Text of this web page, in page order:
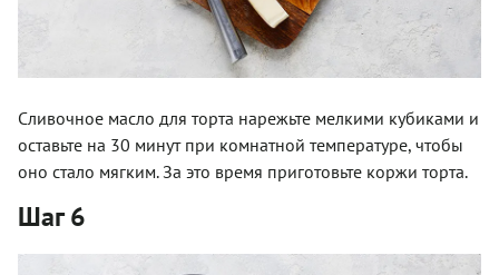
Сливочное масло для торта нарежьте мелкими кубиками и
оставьте на 30 минут при комнатной температуре, чтобы
оно стало мягким. За это время приготовьте коржи торта.
Шаг 6